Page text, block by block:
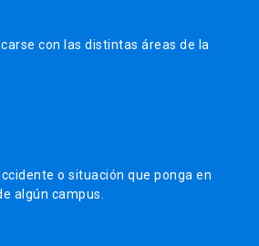
con las distintas áreas de la
o situación que ponga en
algún campus.